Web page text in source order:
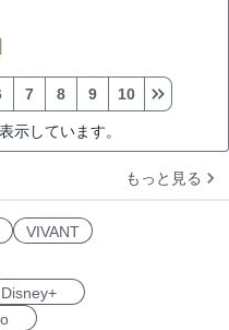
示しています。
7 8 9 10
もっと見る
VIVANT
Disney+